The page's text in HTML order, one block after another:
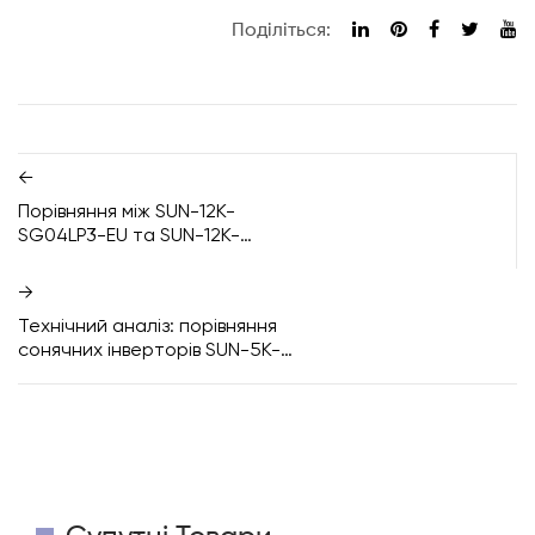
Поділіться:
←
Порівняння між SUN-12K-
SG04LP3-EU та SUN-12K-
відмінності та покращення
→
Технічний аналіз: порівняння
сонячних інверторів SUN-5K-